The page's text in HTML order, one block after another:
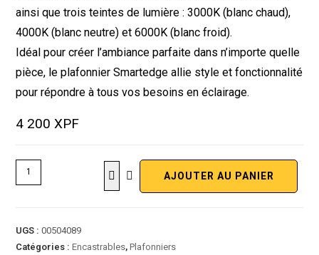
ainsi que trois teintes de lumière : 3000K (blanc chaud),
4000K (blanc neutre) et 6000K (blanc froid).
Idéal pour créer l’ambiance parfaite dans n’importe quelle
pièce, le plafonnier Smartedge allie style et fonctionnalité
pour répondre à tous vos besoins en éclairage.
4 200XPF
AJOUTER AU PANIER
UGS :00504089
Catégories :Encastrables,Plafonniers